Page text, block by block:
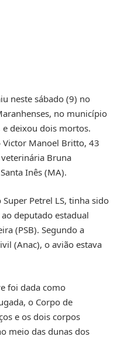
neste sábado (9) no
no município
deixou dois mortos.
Manoel Britto, 43
Bruna
Inês (MA).
Petrel LS, tinha sido
deputado estadual
(PSB). Segundo a
(Anac), o avião estava
foi dada como
o Corpo de
e os dois corpos
meio das dunas dos